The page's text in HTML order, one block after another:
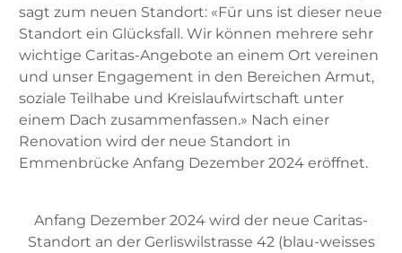
sagt zum neuen Standort: «Für uns ist dieser neue
Standort ein Glücksfall. Wir können mehrere sehr
wichtige Caritas-Angebote an einem Ort vereinen
und unser Engagement in den Bereichen Armut,
soziale Teilhabe und Kreislaufwirtschaft unter
einem Dach zusammenfassen.» Nach einer
Renovation wird der neue Standort in
Emmenbrücke Anfang Dezember 2024 eröffnet.
Anfang Dezember 2024 wird der neue Caritas-
Standort an der Gerliswilstrasse 42 (blau-weisses